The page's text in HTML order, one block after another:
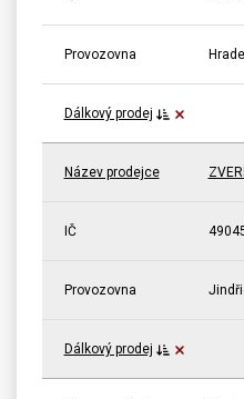
Provozovna
Dálkový prodej
Název prodejce
IČ
Provozovna
Dálkový prodej